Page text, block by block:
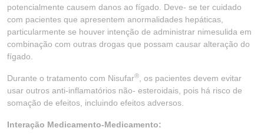
potencialmente causem danos ao fígado. Deve- se ter cuidado
com pacientes que apresentem anormalidades hepáticas,
particularmente se houver intenção de administrar nimesulida em
combinação com outras drogas que possam causar alteração do
fígado.
Durante o tratamento com Nisufar®
, os pacientes devem evitar
usar outros anti-inflamatórios não- esteroidais, pois há risco de
somação de efeitos, incluindo efeitos adversos.
Interação Medicamento-Medicamento: